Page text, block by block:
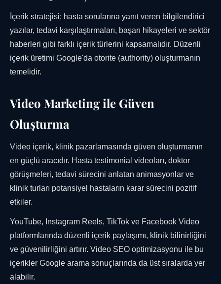
İçerik stratejisi; hasta sorularına yanıt veren bilgilendirici
yazılar, tedavi karşılaştırmaları, başarı hikayeleri ve sektör
haberleri gibi farklı içerik türlerini kapsamalıdır. Düzenli
içerik üretimi Google'da otorite (authority) oluşturmanın
temelidir.
Video Marketing ile Güven
Oluşturma
Video içerik, klinik pazarlamasında güven oluşturmanın
en güçlü aracıdır. Hasta testimonial videoları, doktor
görüşmeleri, tedavi sürecini anlatan animasyonlar ve
klinik turları potansiyel hastaların karar sürecini pozitif
etkiler.
YouTube, Instagram Reels, TikTok ve Facebook Video
platformlarında düzenli içerik paylaşımı, klinik bilinirliğini
ve güvenilirliğini artırır. Video SEO optimizasyonu ile bu
içerikler Google arama sonuçlarında da üst sıralarda yer
alabilir.